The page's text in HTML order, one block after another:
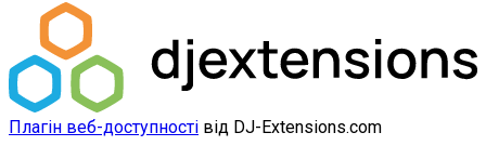
Плагін веб-доступності від DJ-Extensions.com